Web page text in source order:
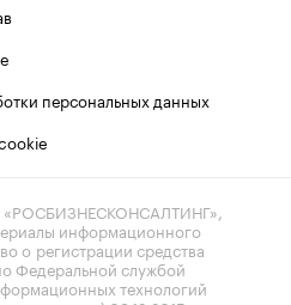
персональных данных
информационного
о регистрации средства
Федеральной службой
технологий